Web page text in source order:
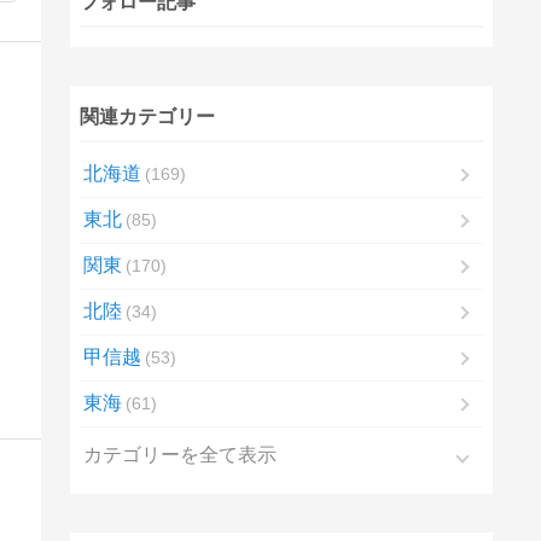
関連カテゴリー
北海道 169
東北 85
関東 170
北陸 34
甲信越 53
東海 61
カテゴリーを全て表示